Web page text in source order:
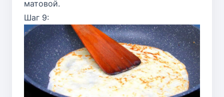
матовой.
Шаг 9: